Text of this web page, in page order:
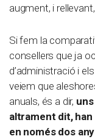
augment, i
Si fem la
consellers que ja
d’administració i
veiem que
anuals, és a dir,
altrament dit, han
en només dos